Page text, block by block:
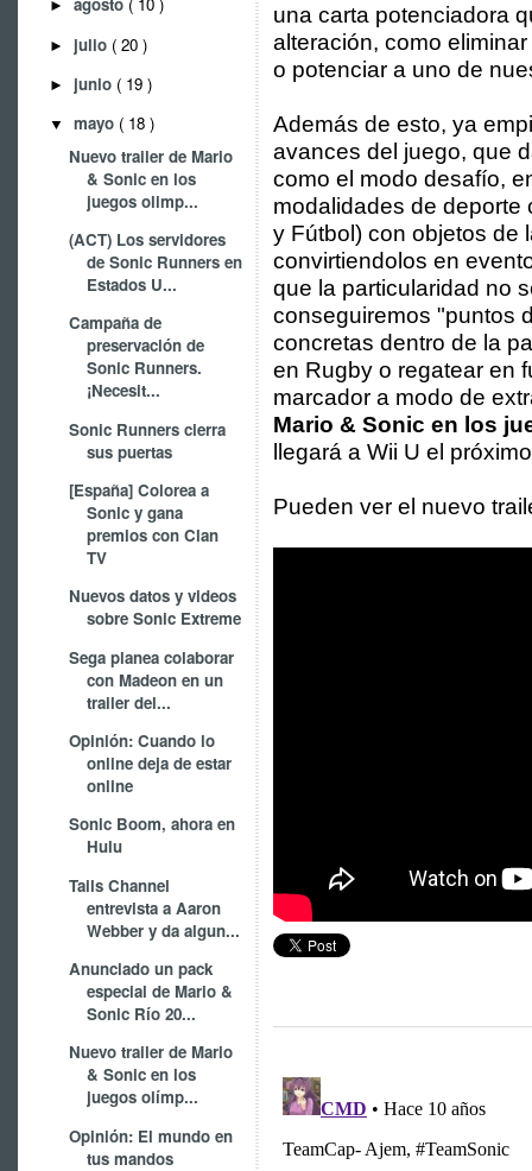
►
► julio ( 20 )
► junio ( 19 )
▼ mayo ( 18 )
Nuevo trailer de Mario
& Sonic en los
juegos olimp...
(ACT) Los servidores
de Sonic Runners en
Estados U...
Campaña de
preservación de
Sonic Runners.
¡Necesit...
Sonic Runners cierra
sus puertas
[España] Colorea a
Sonic y gana
premios con Clan
TV
Nuevos datos y videos
sobre Sonic Extreme
Sega planea colaborar
con Madeon en un
trailer del...
Opinión: Cuando lo
online deja de estar
online
Sonic Boom, ahora en
Hulu
Tails Channel
entrevista a Aaron
Webber y da algun...
Anunciado un pack
especial de Mario &
Sonic Río 20...
Nuevo trailer de Mario
& Sonic en los
juegos olímp...
Opinión: El mundo en
tus mandos
una carta potenciadora
alteración, como
o potenciar a uno de
Además de esto, ya
avances del juego, que
como el modo desafío,
modalidades de deporte
y Fútbol) con objetos de
convirtiendolos en
que la particularidad no
conseguiremos "puntos
concretas dentro de la
en Rugby o regatear en
marcador a modo de
Mario & Sonic en los
llegará a Wii U el
Pueden ver el nuevo